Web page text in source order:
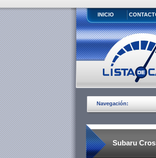
INICIO
Navegación:
Subaru